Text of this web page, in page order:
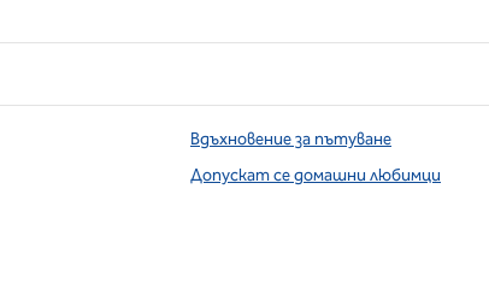
Вдъхновение за пътуване
Допускат се домашни любимци